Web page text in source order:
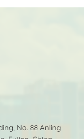
No. 88 Anling